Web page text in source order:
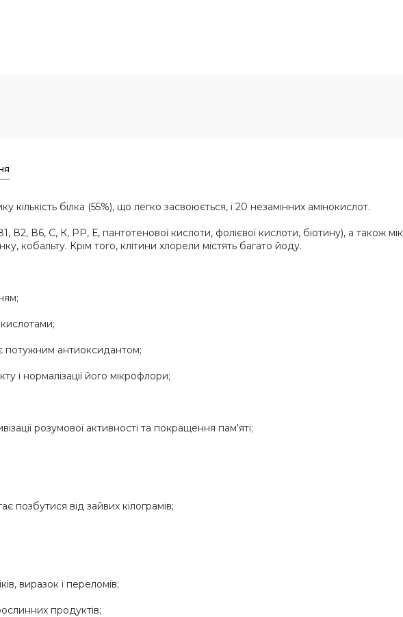
кількість білка (55%), що легко засвоюється, і 20 незамінних амінокислот.
В2, В6, С, К, PP, Е, пантотенової кислоти, фолієвої кислоти, біотину), а також
кобальту. Крім того, клітини хлорели містять багато йоду.
потужним антиоксидантом;
і нормалізації його мікрофлори;
розумової активності та покращення пам'яті;
від зайвих кілограмів;
виразок і переломів;
продуктів;